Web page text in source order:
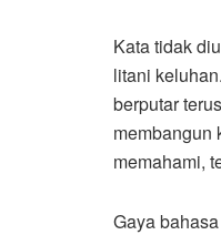
Kata tidak
litani
berputar
membangun
memahami,
Gaya